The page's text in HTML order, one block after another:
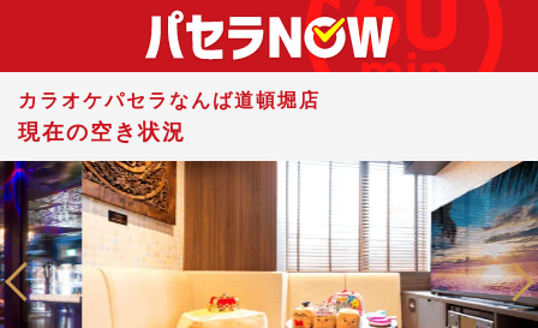
カラオケパセラなんば道頓堀店
現在の空き状況